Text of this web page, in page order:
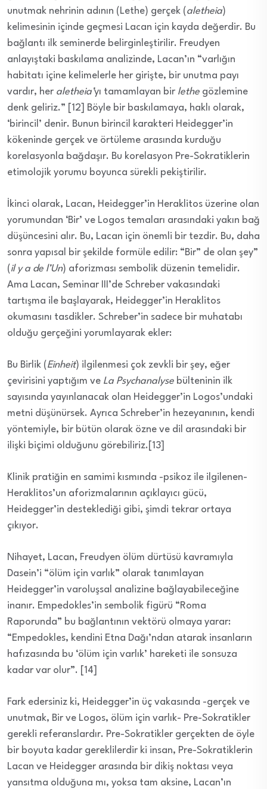
unutmak nehrinin adının (Lethe) gerçek (aletheia)
kelimesinin içinde geçmesi Lacan için kayda değerdir. Bu
bağlantı ilk seminerde belirginleştirilir. Freudyen
anlayıştaki baskılama analizinde, Lacan’ın “varlığın
habitatı içine kelimelerle her girişte, bir unutma payı
vardır, her aletheia’yı tamamlayan bir lethe gözlemine
denk geliriz.” [12] Böyle bir baskılamaya, haklı olarak,
‘birincil’ denir. Bunun birincil karakteri Heidegger’in
kökeninde gerçek ve örtüleme arasında kurduğu
korelasyonla bağdaşır. Bu korelasyon Pre-Sokratiklerin
etimolojik yorumu boyunca sürekli pekiştirilir.
İkinci olarak, Lacan, Heidegger’in Heraklitos üzerine olan
yorumundan ‘Bir’ ve Logos temaları arasındaki yakın bağ
düşüncesini alır. Bu, Lacan için önemli bir tezdir. Bu, daha
sonra yapısal bir şekilde formüle edilir: “Bir” de olan şey”
(il y a de l’Un) aforizması sembolik düzenin temelidir.
Ama Lacan, Seminar III’de Schreber vakasındaki
tartışma ile başlayarak, Heidegger’in Heraklitos
okumasını tasdikler. Schreber’in sadece bir muhatabı
olduğu gerçeğini yorumlayarak ekler:
Bu Birlik (Einheit) ilgilenmesi çok zevkli bir şey, eğer
çevirisini yaptığım ve La Psychanalyse bülteninin ilk
sayısında yayınlanacak olan Heidegger’in Logos’undaki
metni düşünürsek. Ayrıca Schreber’in hezeyanının, kendi
yöntemiyle, bir bütün olarak özne ve dil arasındaki bir
ilişki biçimi olduğunu görebiliriz.[13]
Klinik pratiğin en samimi kısmında -psikoz ile ilgilenen-
Heraklitos’un aforizmalarının açıklayıcı gücü,
Heidegger’in desteklediği gibi, şimdi tekrar ortaya
çıkıyor.
Nihayet, Lacan, Freudyen ölüm dürtüsü kavramıyla
Dasein’i “ölüm için varlık” olarak tanımlayan
Heidegger’in varoluşsal analizine bağlayabileceğine
inanır. Empedokles’in sembolik figürü “Roma
Raporunda” bu bağlantının vektörü olmaya yarar:
“Empedokles, kendini Etna Dağı’ndan atarak insanların
hafızasında bu ‘ölüm için varlık’ hareketi ile sonsuza
kadar var olur”. [14]
Fark edersiniz ki, Heidegger’in üç vakasında -gerçek ve
unutmak, Bir ve Logos, ölüm için varlık- Pre-Sokratikler
gerekli referanslardır. Pre-Sokratikler gerçekten de öyle
bir boyuta kadar gereklilerdir ki insan, Pre-Sokratiklerin
Lacan ve Heidegger arasında bir dikiş noktası veya
yansıtma olduğuna mı, yoksa tam aksine, Lacan’ın